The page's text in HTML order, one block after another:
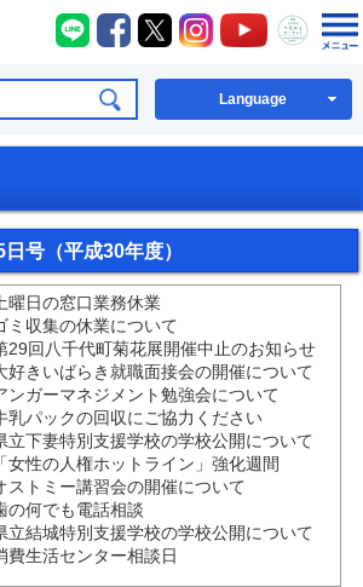
代町公式ホームページ
八千代町LINE
八千代町Facebook
八千代町X八千代町Instagram
八千代町
八千
Language
号（平成30年度）
曜日の窓口業務休業
ミ収集の休業について
29回八千代町菊花展開催中止のお知らせ
好きいばらき就職面接会の開催について
ンガーマネジメント勉強会について
乳パックの回収にご協力ください
立下妻特別支援学校の学校公開について
「女性の人権ホットライン」強化週間
ストミー講習会の開催について
の何でも電話相談
立結城特別支援学校の学校公開について
費生活センター相談日